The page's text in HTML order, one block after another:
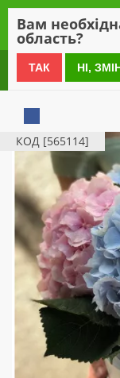
0 800 21
КОД [565114]
Вам
область?
ТАК НІ,